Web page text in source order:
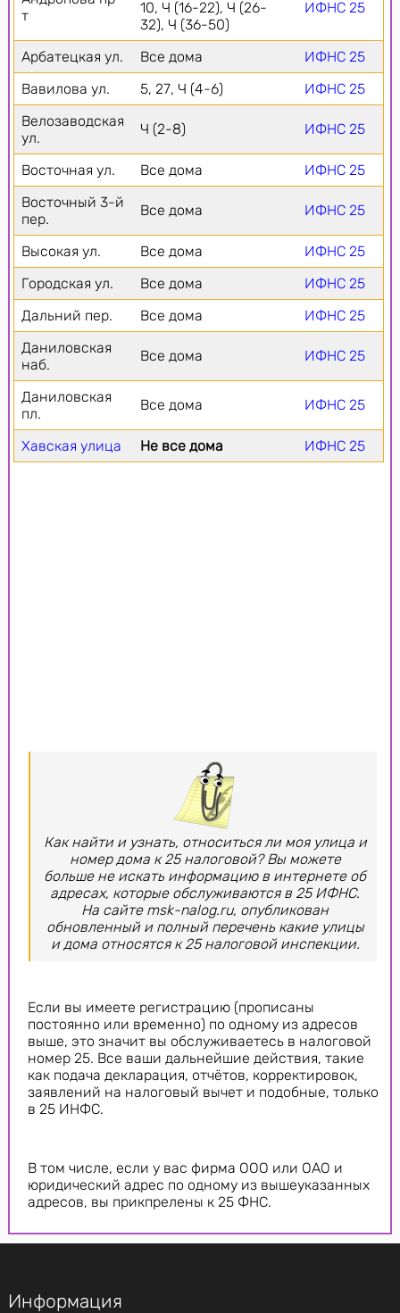
т
10, Ч (16-22), Ч (26-
32), Ч (36-50)
ИФНС 25
Арбатецкая ул. Все дома
ИФНС 25
Вавилова ул.
5, 27, Ч (4-6)
ИФНС 25
Велозаводская
ул.
Ч (2-8) ИФНС 25
Восточная ул. Все дома
ИФНС 25
Восточный 3-й
пер.
Все дома ИФНС 25
Высокая ул. Все дома
ИФНС 25
Городская ул.
Все дома
ИФНС 25
Дальний пер.
Все дома
ИФНС 25
Даниловская
наб.
Все дома ИФНС 25
Даниловская
пл.
Все дома ИФНС 25
Хавская улица Не все дома ИФНС 25
Как найти и узнать, относиться ли моя улица и
номер дома к 25 налоговой? Вы можете
больше не искать информацию в интернете об
адресах, которые обслуживаются в 25 ИФНС.
На сайте msk-nalog.ru, опубликован
обновленный и полный перечень какие улицы
и дома относятся к 25 налоговой инспекции.
Если вы имеете регистрацию (прописаны
постоянно или временно) по одному из адресов
выше, это значит вы обслуживаетесь в налоговой
номер 25. Все ваши дальнейшие действия, такие
как подача декларация, отчётов, корректировок,
заявлений на налоговый вычет и подобные, только
в 25 ИНФС.
В том числе, если у вас фирма ООО или ОАО и
юридический адрес по одному из вышеуказанных
адресов, вы прикпрелены к 25 ФНС.
Информация